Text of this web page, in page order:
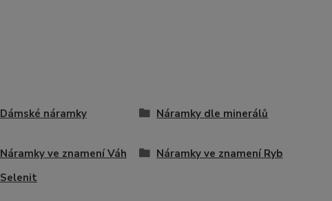
Dámské náramky Náramky dle minerálů
Náramky ve znamení Váh
Náramky ve znamení Ryb
Selenit